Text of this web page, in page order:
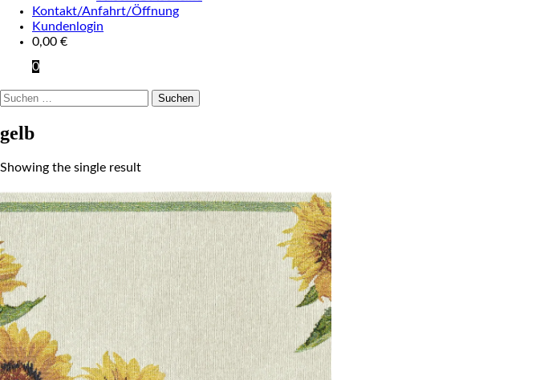
Kontakt/Anfahrt/Öffnung
Kundenlogin
0,00 €
0
Suchen
gelb
Showing the single result